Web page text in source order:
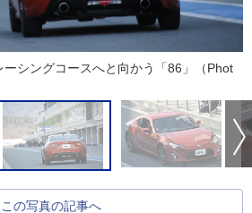
シングコースへと向かう「86」（Phot
この写真の記事へ